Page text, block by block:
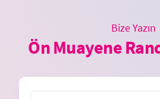
Bize Yazın
Ön Muayene